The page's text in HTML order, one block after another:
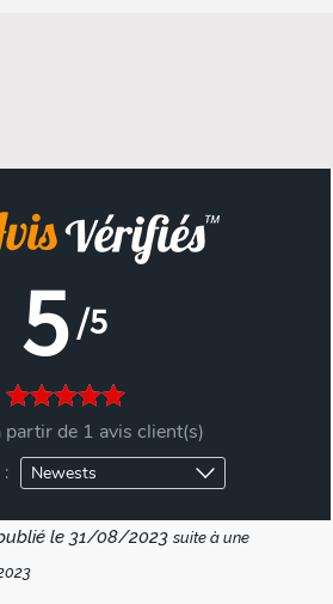
5 /5
partir de 1 avis client(s)
:
le 31/08/2023 suite à une